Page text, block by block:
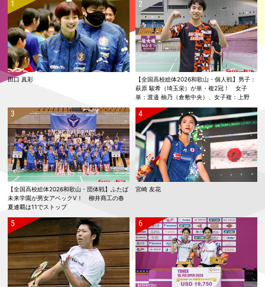
田口 真彩
【全国高校総体2026和歌山・個人戦】男子：
萩原 駿希（埼玉栄）が単・複2冠！ 女子
単：渡邉 柚乃（倉敷中央）、女子複：上野
覇！
【全国高校総体2026和歌山・団体戦】ふたば
未来学園が男女アベックV！ 柳井商工の春
夏連覇は11でストップ
宮崎 友花